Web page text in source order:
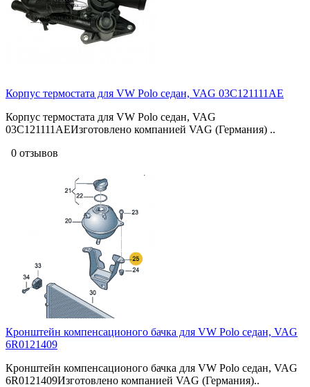
Корпус термостата для VW Polo седан, VAG 03C121111AE
Корпус термостата для VW Polo седан, VAG
03C121111AEИзготовлено компанией VAG (Германия) ..
0 отзывов
Кронштейн компенсационого бачка для VW Polo седан, VAG
6R0121409
Кронштейн компенсационого бачка для VW Polo седан, VAG
6R0121409Изготовлено компанией VAG (Германия)..